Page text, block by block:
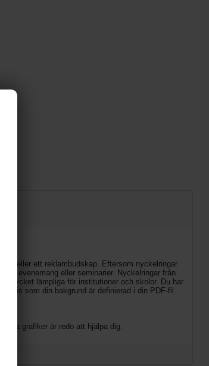
eller ett reklambudskap. Eftersom nyckelringar
till evenemang eller seminarier. Nyckelringar från
mycket lämpliga för institutioner och skolor. Du har
som din bakgrund är definierad i din PDF-fil.
grafiker är redo att hjälpa dig.